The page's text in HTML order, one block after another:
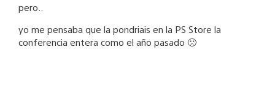
pero..
yo me pensaba que la pondriais en la PS Store la
conferencia entera como el año pasado 🙁